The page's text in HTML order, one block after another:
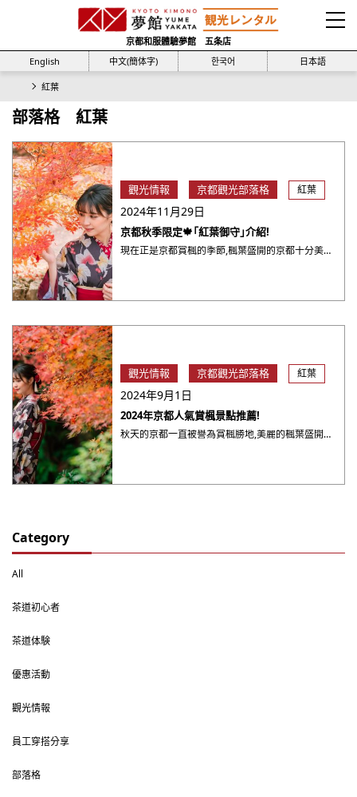
京都和服體驗夢館 五条店
English
中文(簡体字) 한국어 日本語
紅葉
部落格 紅葉
Category
All
茶道初心者
茶道体験
優惠活動
觀光情報
員工穿搭分享
部落格
觀光情報 京都觀光部落格 紅葉
2024年11月29日
京都秋季限定🍁「紅葉御守」介紹!
現在正是京都賞楓的季節,楓葉盛開的京都十分美麗。其實,京都的寺院還會授予秋季限定的「紅葉御守」,非常精緻可愛,大家也千萬不要錯過哦! 接下來就為大家介紹一下各種紅葉御守吧!
觀光情報 京都觀光部落格 紅葉
2024年9月1日
2024年京都人氣賞楓景點推薦!
秋天的京都一直被譽為賞楓勝地,美麗的楓葉盛開在庭院寺廟之中,充滿古都風情。 本篇為大家推薦京都的人氣景點!帶大家一覽京都楓葉的魅力!